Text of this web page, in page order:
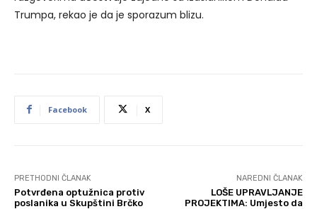
Trumpa, rekao je da je sporazum blizu.
Facebook X
PRETHODNI ČLANAK
Potvrđena optužnica protiv
poslanika u Skupštini Brčko
NAREDNI ČLANAK
LOŠE UPRAVLJANJE
PROJEKTIMA: Umjesto da